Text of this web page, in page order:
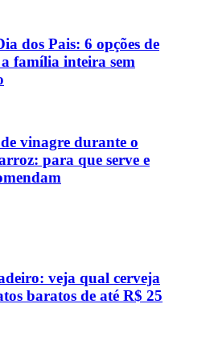
dos Pais: 6 opções de
família inteira sem
vinagre durante o
para que serve e
veja qual cerveja
baratos de até R$ 25